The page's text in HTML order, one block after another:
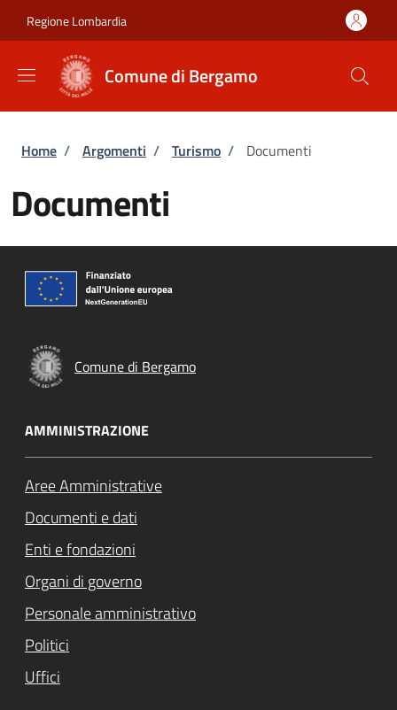
Regione Lombardia
Comune di Bergamo
Briciole di pane
Home / Argomenti / Turismo / Documenti
Documenti
Comune di Bergamo
AMMINISTRAZIONE
Aree Amministrative
Documenti e dati
Enti e fondazioni
Organi di governo
Personale amministrativo
Politici
Uffici